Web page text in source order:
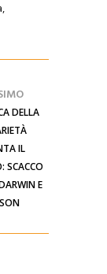
,
DELLA
IL
SCACCO
E